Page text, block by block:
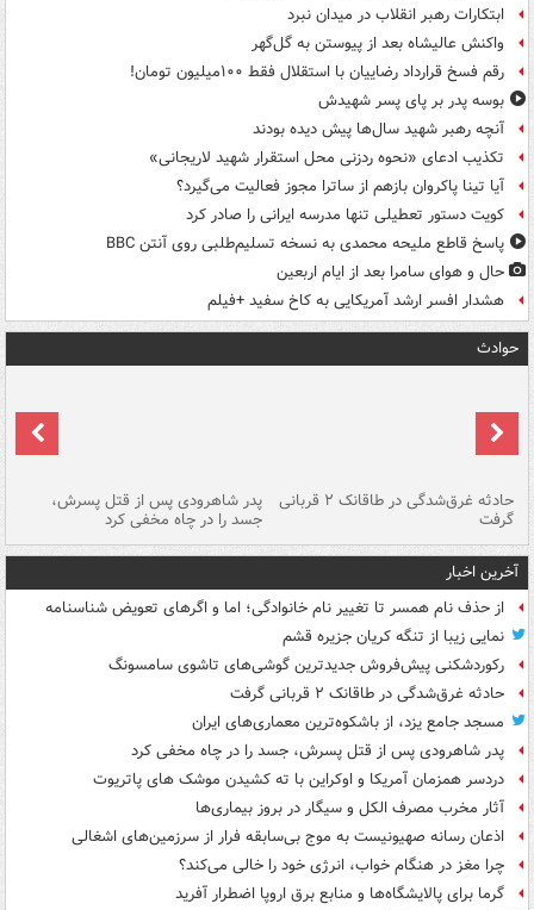
ابتکارات رهبر انقلاب در میدان نبرد
واکنش عالیشاه بعد از پیوستن به گل‌گهر
رقم فسخ قرارداد رضاییان با استقلال فقط ۱۰۰میلیون تومان!
بوسه‌ پدر بر پای پسر شهیدش
آنچه رهبر شهید سال‌ها پیش دیده بودند
تکذیب ادعای «نحوه ردزنی محل استقرار شهید لاریجانی»
آیا تینا پاکروان بازهم از ساترا مجوز فعالیت می‌گیرد؟
کویت دستور تعطیلی تنها مدرسه ایرانی را صادر کرد
پاسخ قاطع ملیحه محمدی به نسخه تسلیم‌طلبی روی آنتن BBC
حال و هوای سامرا بعد از ایام اربعین
هشدار افسر ارشد آمریکایی به کاخ سفید +فیلم
حوادث
حادثه غرق‌شدگی در طاقانک ۲ قربانی
گرفت
پدر شاهرودی پس از قتل پسرش،
جسد را در چاه مخفی کرد
آخرین اخبار
از حذف نام همسر تا تغییر نام خانوادگی؛ اما و اگرهای تعویض شناسنامه
نمایی زیبا از تنگه کریان جزیره قشم
رکوردشکنی پیش‌فروش جدیدترین گوشی‌های تاشوی سامسونگ
حادثه غرق‌شدگی در طاقانک ۲ قربانی گرفت
مسجد جامع یزد، از باشکوه‌ترین معماری‌های ایران
پدر شاهرودی پس از قتل پسرش، جسد را در چاه مخفی کرد
دردسر همزمان آمریکا و اوکراین با ته کشیدن موشک های پاتریوت
آثار مخرب مصرف الکل و سیگار در بروز بیماری‌ها
اذعان رسانه صهیونیست به موج بی‌سابقه فرار از سرزمین‌های اشغالی
چرا مغز در هنگام خواب، انرژی خود را خالی می‌کند؟
گرما برای پالایشگاه‌ها و منابع برق اروپا اضطرار آفرید